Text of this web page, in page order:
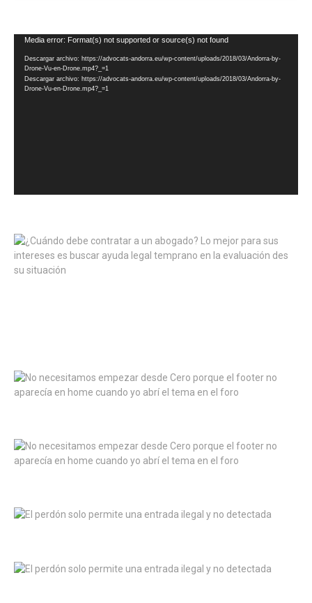
Reproductor
vídeo
Media error: Format(s) not supported or source(s) not found
Descargar archivo: https://advocats-andorra.eu/wp-content/uploads/2018/03/Andorra-by-
Drone-Vu-en-Drone.mp4?_=1
Descargar archivo: https://advocats-andorra.eu/wp-content/uploads/2018/03/Andorra-by-
Drone-Vu-en-Drone.mp4?_=1